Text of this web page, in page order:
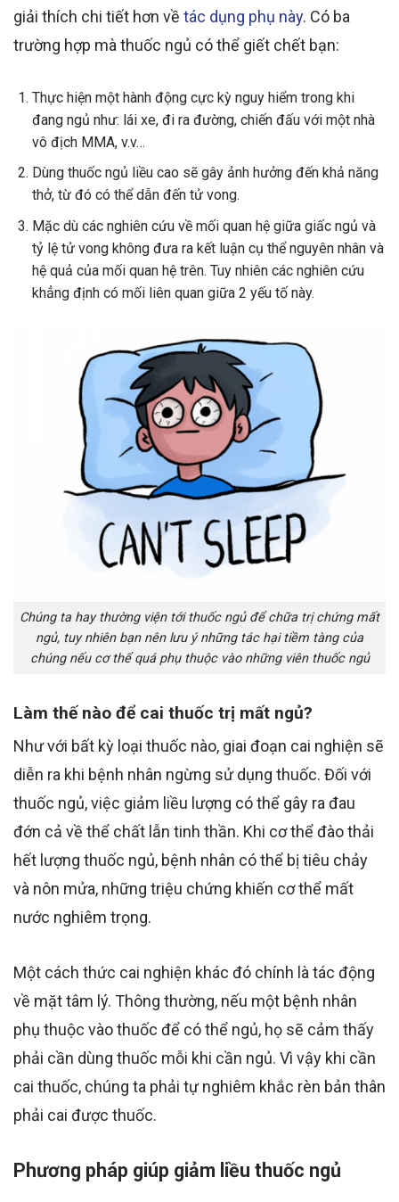
giải thích chi tiết hơn về tác dụng phụ này. Có ba
trường hợp mà thuốc ngủ có thể giết chết bạn:
Thực hiện một hành động cực kỳ nguy hiểm trong khi
đang ngủ như: lái xe, đi ra đường, chiến đấu với một nhà
vô địch MMA, v.v…
Dùng thuốc ngủ liều cao sẽ gây ảnh hưởng đến khả năng
thở, từ đó có thể dẫn đến tử vong.
Mặc dù các nghiên cứu về mối quan hệ giữa giấc ngủ và
tỷ lệ tử vong không đưa ra kết luận cụ thể nguyên nhân và
hệ quả của mối quan hệ trên. Tuy nhiên các nghiên cứu
khẳng định có mối liên quan giữa 2 yếu tố này.
Chúng ta hay thường viện tới thuốc ngủ để chữa trị chứng mất
ngủ, tuy nhiên bạn nên lưu ý những tác hại tiềm tàng của
chúng nếu cơ thể quá phụ thuộc vào những viên thuốc ngủ
Làm thế nào để cai thuốc trị mất ngủ?
Như với bất kỳ loại thuốc nào, giai đoạn cai nghiện sẽ
diễn ra khi bệnh nhân ngừng sử dụng thuốc. Đối với
thuốc ngủ, việc giảm liều lượng có thể gây ra đau
đớn cả về thể chất lẫn tinh thần. Khi cơ thể đào thải
hết lượng thuốc ngủ, bệnh nhân có thể bị tiêu chảy
và nôn mửa, những triệu chứng khiến cơ thể mất
nước nghiêm trọng.
Một cách thức cai nghiện khác đó chính làtác động
về mặttâm lý. Thông thường, nếu một bệnh nhân
phụ thuộc vàothuốc để có thể ngủ, họ sẽ cảm thấy
phải cần dùng thuốc mỗi khi cần ngủ. Vì vậy khi cần
cai thuốc, chúng ta phải tự nghiêm khắc rèn bản thân
phải cai được thuốc.
Phương pháp giúp giảm liều thuốc ngủ